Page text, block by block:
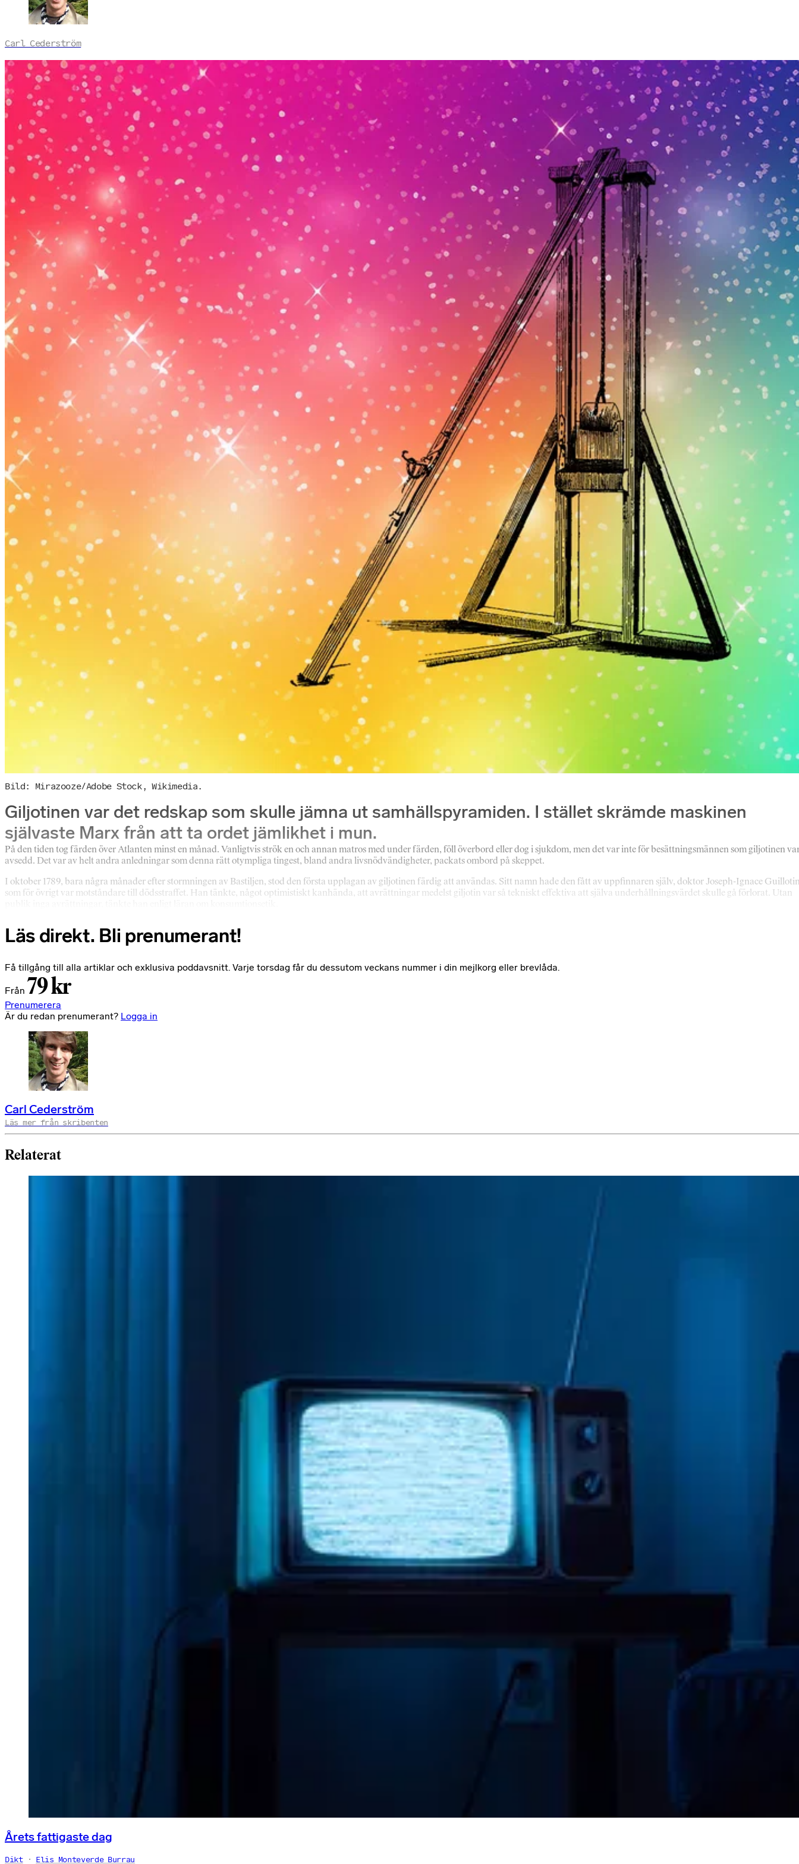
Carl Cederström
Bild: Mirazooze/Adobe Stock, Wikimedia.
Giljotinen var det redskap som skulle jämna ut samhällspyramiden. I stället skrämde maskinen
självaste Marx från att ta ordet jämlikhet i mun.
På den tiden tog färden över Atlanten minst en månad. Vanligtvis strök en och annan matros med under färden, föll överbord eller dog i sjukdom, men det var inte för besättningsmännen som giljotinen
avsedd. Det var av helt andra anledningar som denna rätt otympliga tingest, bland andra livsnödvändigheter, packats ombord på skeppet.
I oktober 1789, bara några månader efter stormningen av Bastiljen, stod den första upplagan av giljotinen färdig att användas. Sitt namn hade den fått av uppfinnaren själv, doktor Joseph-Ignace
som för övrigt var motståndare till dödsstraffet. Han tänkte, något optimistiskt kanhända, att avrättningar medelst giljotin var så tekniskt effektiva att själva underhållningsvärdet skulle gå förlorat. Utan
Läs direkt. Bli prenumerant!
Få tillgång till alla artiklar och exklusiva poddavsnitt. Varje torsdag får du dessutom veckans nummer i din mejlkorg eller brevlåda.
Från 79 kr
Prenumerera
Är du redan prenumerant? Logga in
Carl Cederström
Läs mer från skribenten
Relaterat
Årets fattigaste dag
Dikt Elis Monteverde Burrau